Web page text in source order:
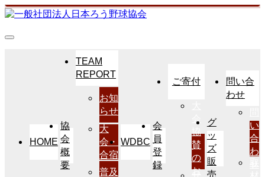
HOME
協
会
概
要
TEAM
REPORT
お知
らせ
大
会・
合宿
普及
WDBC
会
員
登
録
ご寄付
協
賛
の
お
グ
ッ
ズ
販
売
問い合
わせ
い
合
わ